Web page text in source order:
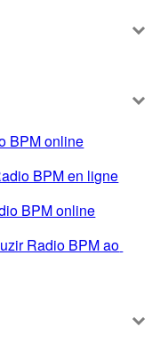
BPM online
BPM en ligne
BPM online
Radio BPM ao